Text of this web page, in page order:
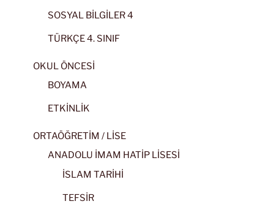
SOSYAL BİLGİLER 4
TÜRKÇE 4. SINIF
OKUL ÖNCESİ
BOYAMA
ETKİNLİK
ORTAÖĞRETİM / LİSE
ANADOLU İMAM HATİP LİSESİ
İSLAM TARİHİ
TEFSİR